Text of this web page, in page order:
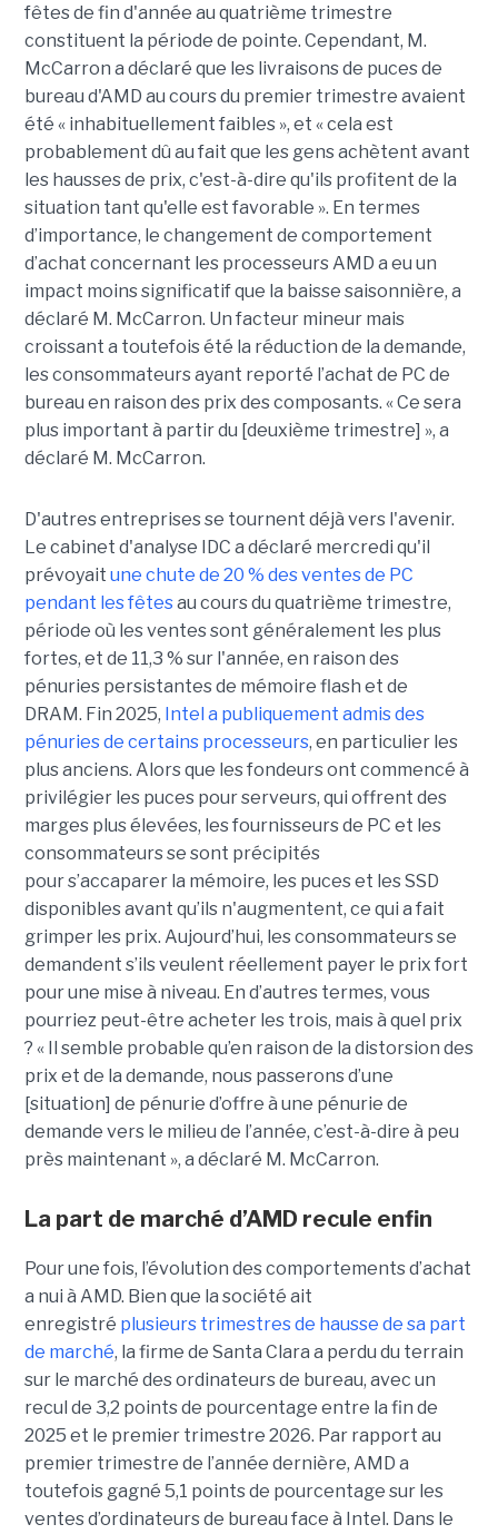
fêtes de fin d'année au quatrième trimestre
constituent la période de pointe. Cependant, M.
McCarron a déclaré que les livraisons de puces de
bureau d'AMD au cours du premier trimestre avaient
été « inhabituellement faibles », et « cela est
probablement dû au fait que les gens achètent avant
les hausses de prix, c'est-à-dire qu'ils profitent de la
situation tant qu'elle est favorable ». En termes
d’importance, le changement de comportement
d’achat concernant les processeurs AMD a eu un
impact moins significatif que la baisse saisonnière, a
déclaré M. McCarron. Un facteur mineur mais
croissant a toutefois été la réduction de la demande,
les consommateurs ayant reporté l’achat de PC de
bureau en raison des prix des composants. « Ce sera
plus important à partir du [deuxième trimestre] », a
déclaré M. McCarron.
D'autres entreprises se tournent déjà vers l'avenir.
Le cabinet d'analyse IDC a déclaré mercredi qu'il
prévoyait une chute de 20 % des ventes de PC
pendant les fêtesau cours du quatrième trimestre,
période où les ventes sont généralement les plus
fortes, et de 11,3 % sur l'année, en raison des
pénuries persistantes de mémoire flash et de
DRAM. Fin 2025, Intel a publiquement admis des
pénuries de certains processeurs, en particulier les
plus anciens. Alors que les fondeurs ont commencé à
privilégier les puces pour serveurs, qui offrent des
marges plus élevées, les fournisseurs de PC et les
consommateurs se sont précipités
pour s’accaparer la mémoire, les puces et les SSD
disponibles avant qu’ils n'augmentent, ce qui a fait
grimper les prix. Aujourd’hui, les consommateurs se
demandent s’ils veulent réellement payer le prix fort
pour une mise à niveau. En d’autres termes, vous
pourriez peut-être acheter les trois, mais à quel prix
? « Il semble probable qu’en raison de la distorsion des
prix et de la demande, nous passerons d’une
[situation] de pénurie d’offre à une pénurie de
demande vers le milieu de l’année, c’est-à-dire à peu
près maintenant », a déclaré M. McCarron.
La part de marché d’AMD recule enfin
Pour une fois, l’évolution des comportements d’achat
a nui à AMD. Bien que la société ait
enregistré plusieurs trimestres de hausse de sa part
de marché, la firme de Santa Clara a perdu du terrain
sur le marché des ordinateurs de bureau, avec un
recul de 3,2 points de pourcentage entre la fin de
2025 et le premier trimestre 2026. Par rapport au
premier trimestre de l’année dernière, AMD a
toutefois gagné 5,1 points de pourcentage sur les
ventes d’ordinateurs de bureau face à Intel. Dans le